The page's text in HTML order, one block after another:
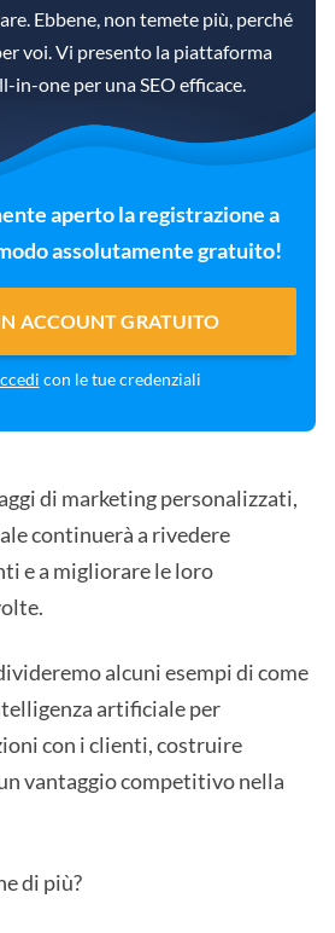
Ebbene, non temete più, perché
voi. Vi presento la piattaforma
in-one per una SEO efficace.
aperto la registrazione a
assolutamente gratuito!
ACCOUNT GRATUITO
con le tue credenziali
di marketing personalizzati,
continuerà a rivedere
e a migliorare le loro
alcuni esempi di come
artificiale per
con i clienti, costruire
vantaggio competitivo nella
di più?